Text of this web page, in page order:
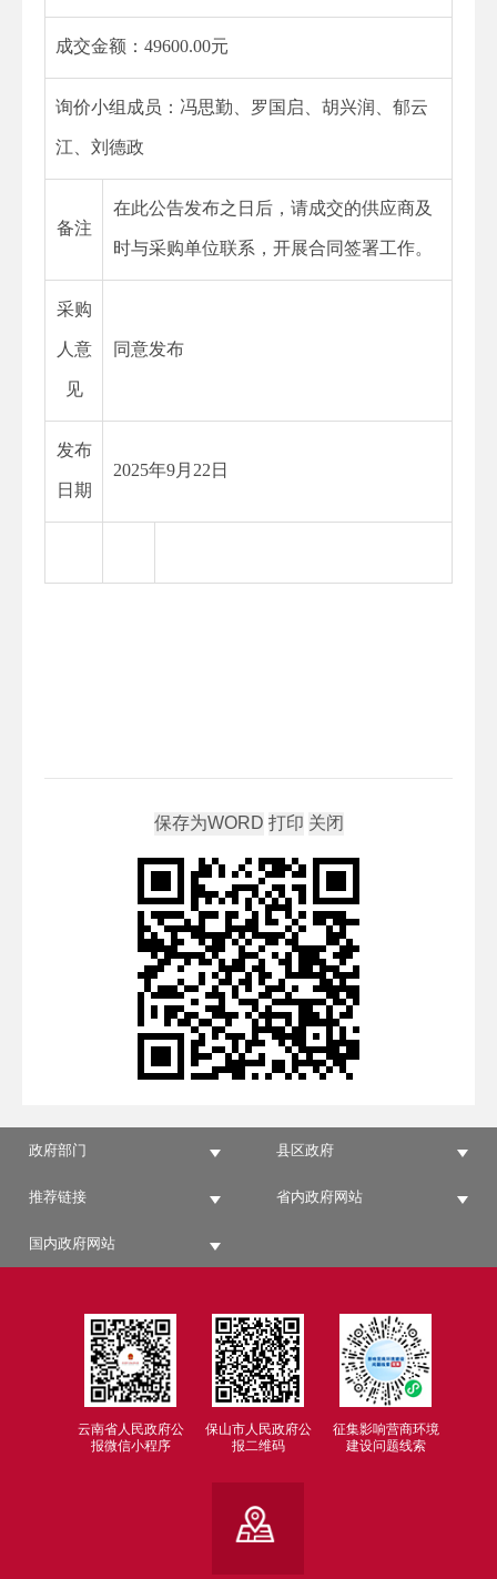
成交金额：49600.00元
询价小组成员：冯思勤、罗国启、胡兴润、郁云
江、刘德政
备注
在此公告发布之日后，请成交的供应商及
时与采购单位联系，开展合同签署工作。
采购
人意
见
同意发布
发布
日期
2025年9月22日
政府部门 县区政府
推荐链接 省内政府网站
国内政府网站
云南省人民政府公
报微信小程序
保山市人民政府公
报二维码
征集影响营商环境
建设问题线索